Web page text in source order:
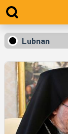
Lubnan